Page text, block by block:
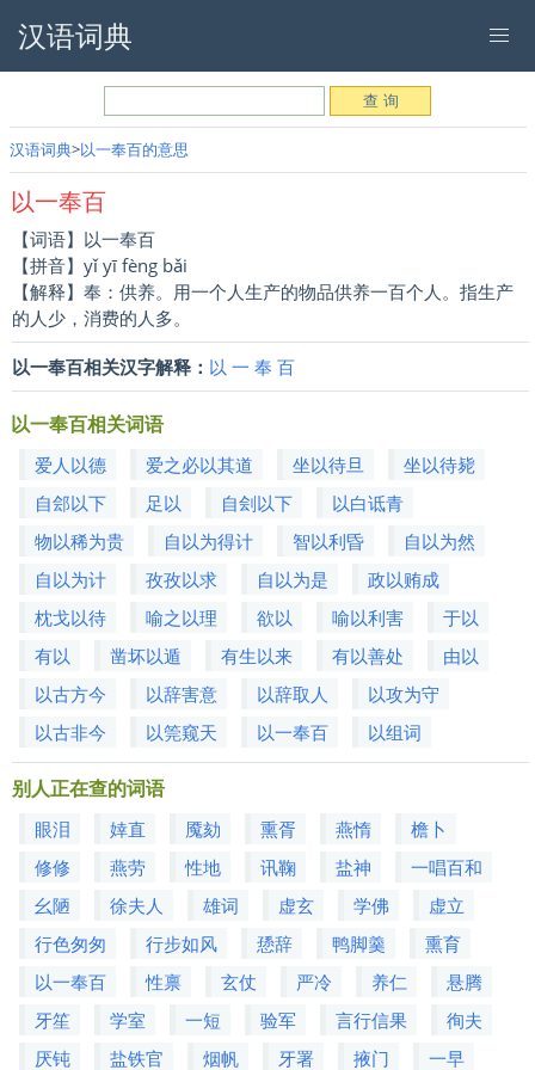
汉语词典
汉语词典 以一奉百的意思
以一奉百
【词语】以一奉百
【拼音】yǐ yī fèng bǎi
【解释】奉：供养。用一个人生产的物品供养一百个人。指生产
的人少，消费的人多。
以一奉百相关汉字解释： 以 一 奉 百
以一奉百相关词语
爱人以德 爱之必以其道 坐以待旦
坐以待毙
自郐以下
足以 自刽以下
以白诋青
物以稀为贵
自以为得计 智以利昏
自以为然
自以为计
孜孜以求 自以为是
政以贿成
枕戈以待
喻之以理 欲以 喻以利害
于以
有以
凿坏以遁 有生以来 有以善处
由以
以古方今
以辞害意 以辞取人
以攻为守
以古非今
以筦窥天 以一奉百 以组词
别人正在查的词语
眼泪 婞直 魇劾 熏胥 燕惰
檐卜
修修
燕劳 性地 讯鞠 盐神
一唱百和
幺陋
徐夫人 雄词 虚玄 学佛
虚立
行色匆匆
行步如风 愻辞 鸭脚羹
熏育
以一奉百
性禀 玄仗 严冷 养仁
悬腾
牙笙
学室 一短 验军 言行信果
徇夫
厌钝
盐铁官 烟帆 牙署 掖门 一早